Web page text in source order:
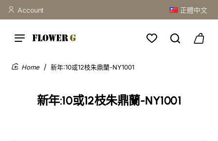
Account 正體中文
新年:10或12枝朱鼎蘭-NY1001
新年:10或12枝朱鼎蘭-NY1001